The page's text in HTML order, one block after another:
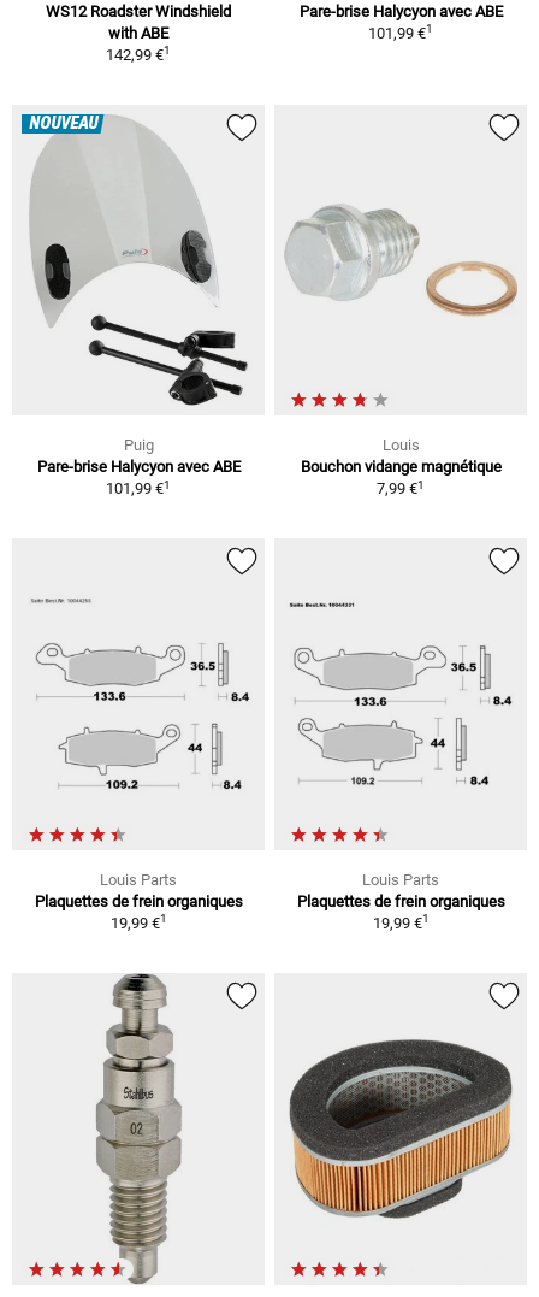
WS12 Roadster Windshield
with ABE
142,99 €1
Pare-brise Halycyon avec ABE
101,99 €1
NOUVEAU
Puig
Pare-brise Halycyon avec ABE
101,99 €1
Louis
Bouchon vidange magnétique
7,99 €1
Louis Parts
Plaquettes de frein organiques
19,99 €1
Louis Parts
Plaquettes de frein organiques
19,99 €1